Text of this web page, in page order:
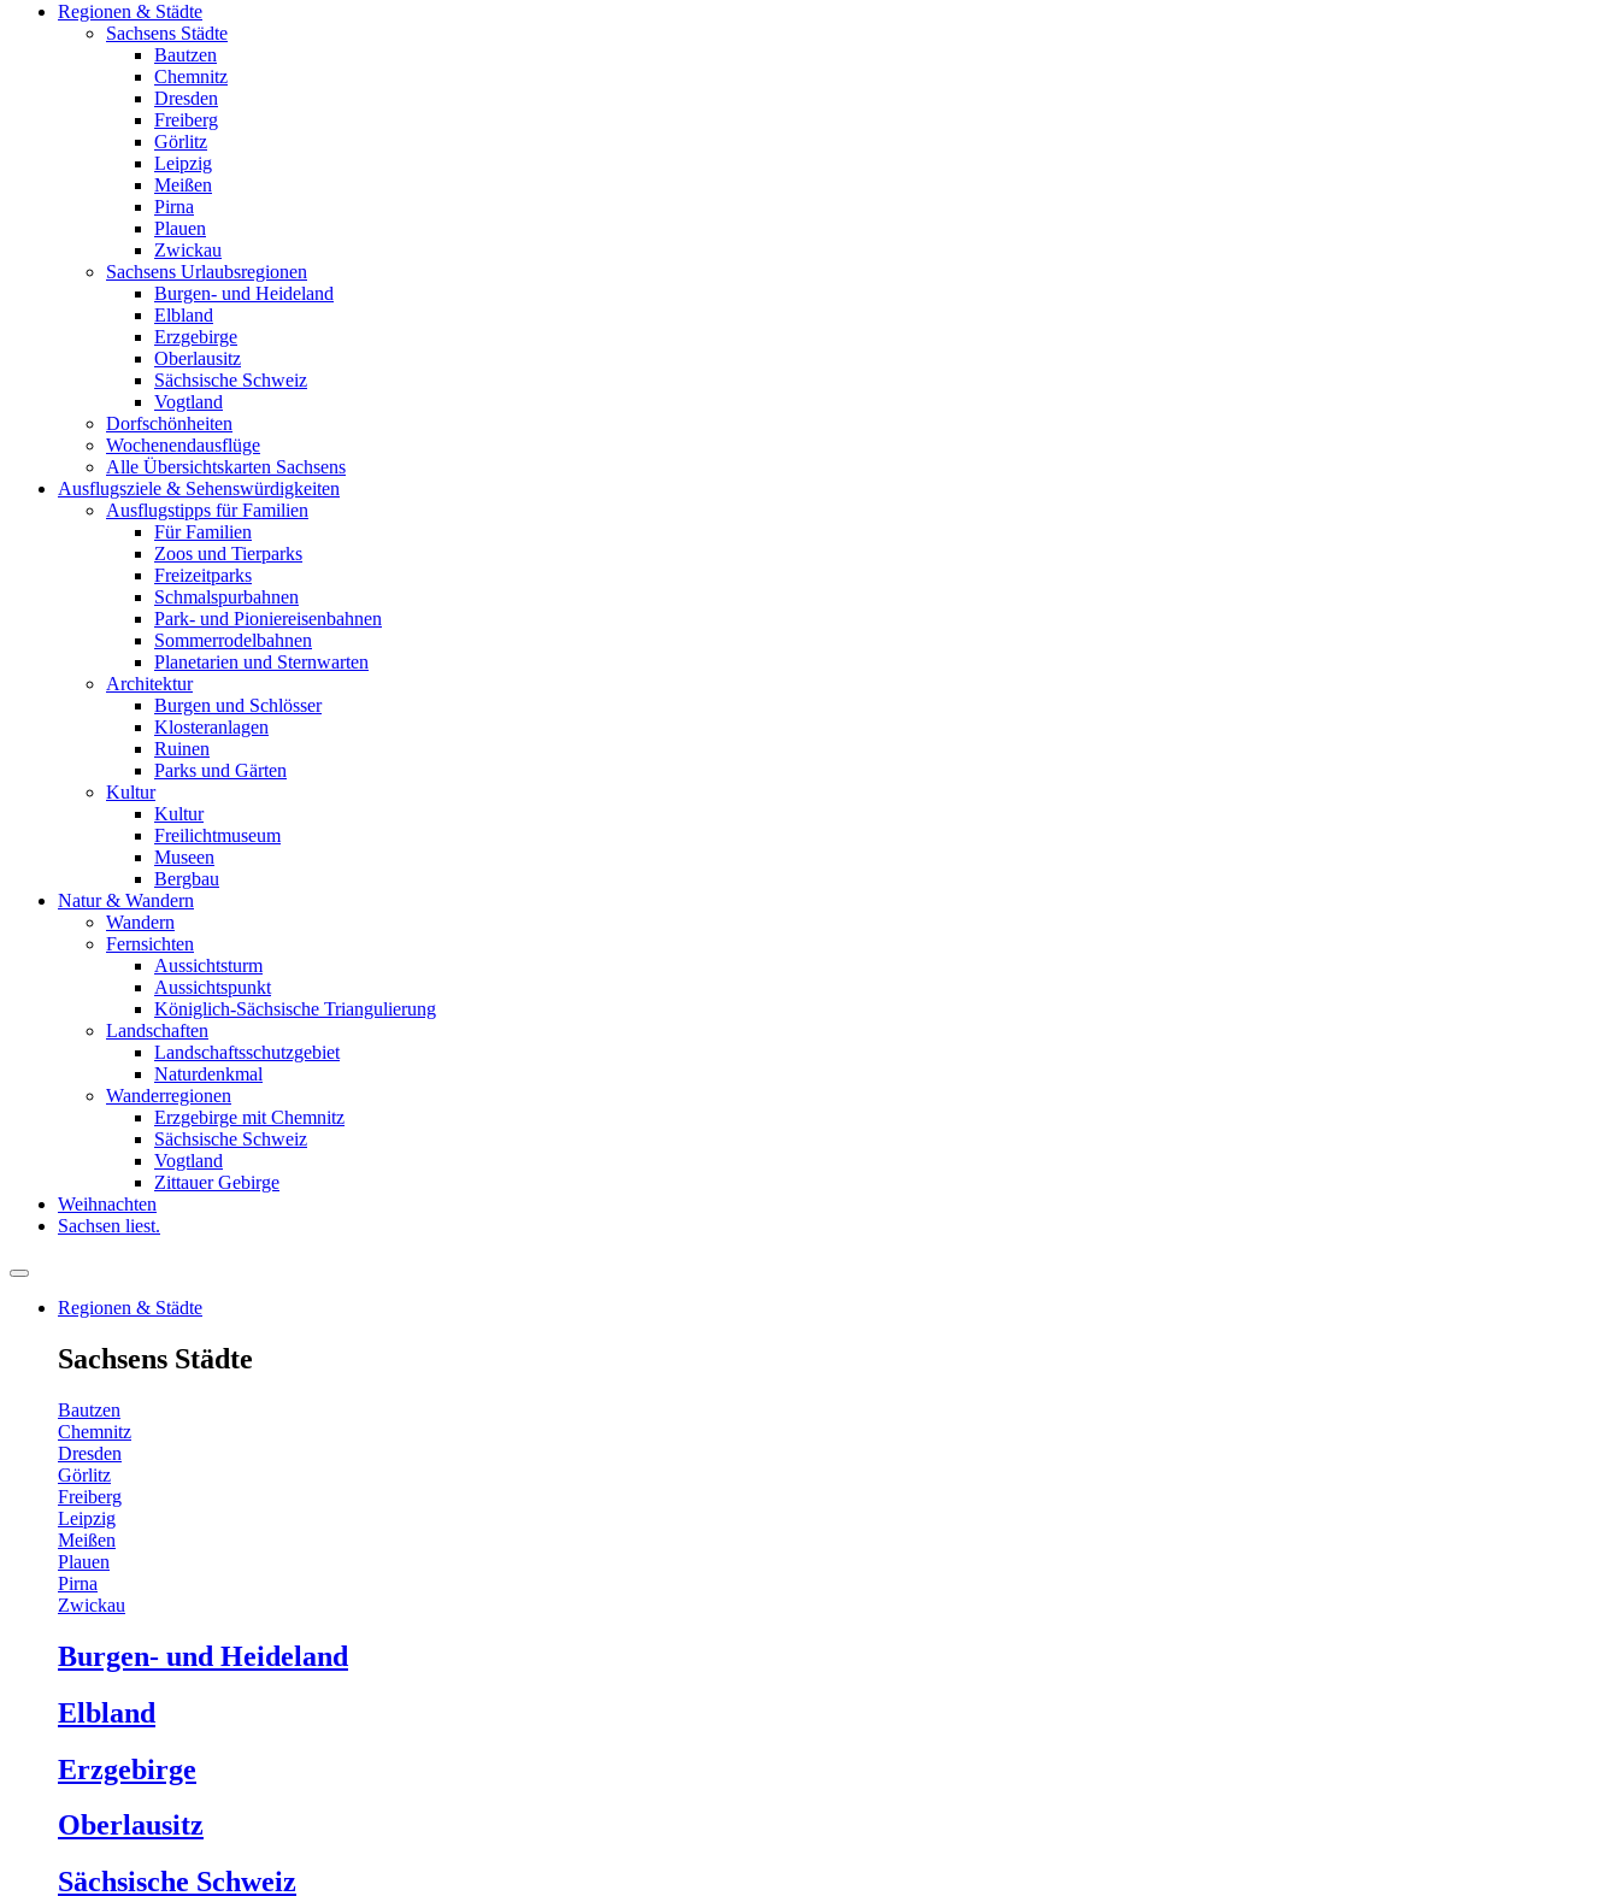
Regionen & Städte
Sachsens Städte
Bautzen
Chemnitz
Dresden
Freiberg
Görlitz
Leipzig
Meißen
Pirna
Plauen
Zwickau
Sachsens Urlaubsregionen
Burgen- und Heideland
Elbland
Erzgebirge
Oberlausitz
Sächsische Schweiz
Vogtland
Dorfschönheiten
Wochenendausflüge
Alle Übersichtskarten Sachsens
Ausflugsziele & Sehenswürdigkeiten
Ausflugstipps für Familien
Für Familien
Zoos und Tierparks
Freizeitparks
Schmalspurbahnen
Park- und Pioniereisenbahnen
Sommerrodelbahnen
Planetarien und Sternwarten
Architektur
Burgen und Schlösser
Klosteranlagen
Ruinen
Parks und Gärten
Kultur
Kultur
Freilichtmuseum
Museen
Bergbau
Natur & Wandern
Wandern
Fernsichten
Aussichtsturm
Aussichtspunkt
Königlich-Sächsische Triangulierung
Landschaften
Landschaftsschutzgebiet
Naturdenkmal
Wanderregionen
Erzgebirge mit Chemnitz
Sächsische Schweiz
Vogtland
Zittauer Gebirge
Weihnachten
Sachsen liest.
Regionen & Städte
Sachsens Städte
Bautzen
Chemnitz
Dresden
Görlitz
Freiberg
Leipzig
Meißen
Plauen
Pirna
Zwickau
Burgen- und Heideland
Elbland
Erzgebirge
Oberlausitz
Sächsische Schweiz